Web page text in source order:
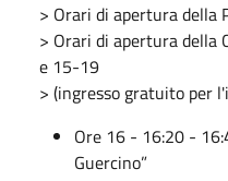
> Orari di apertura della
> Orari di apertura della
e 15-19
> (ingresso gratuito per
Ore 16 - 16:20 -
Guercino”